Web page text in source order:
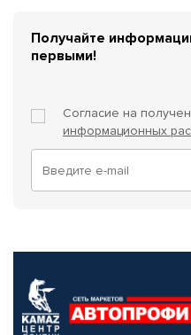
Получайте
первыми!
Согласие на
информационных